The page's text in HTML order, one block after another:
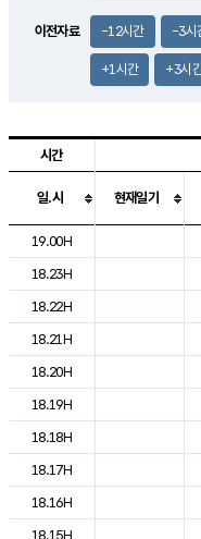
이전자료 -12시간 -3시
+1시간 +3시
도시별 기상실황표로 지점,
시간
일.시 현재일기
19.00H
18.23H
18.22H
18.21H
18.20H
18.19H
18.18H
18.17H
18.16H
18.15H